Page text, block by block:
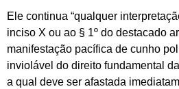
Ele continua “qualquer
inciso X ou ao § 1º do destacado
manifestação pacífica de cunho
inviolável do direito fundamental
a qual deve ser afastada